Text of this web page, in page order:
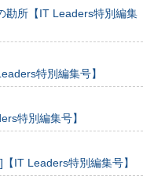
勘所【IT Leaders特別編集
特別編集号】
特別編集号】
IT Leaders特別編集号】